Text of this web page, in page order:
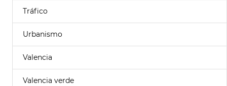
Tráfico
Urbanismo
Valencia
Valencia verde